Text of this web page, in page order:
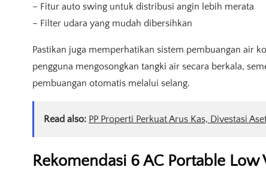
– Fitur auto swing untuk distribusi angin lebih merata
– Filter udara yang mudah dibersihkan
Pastikan juga memperhatikan sistem pembuangan air
pengguna mengosongkan tangki air secara berkala,
pembuangan otomatis melalui selang.
Read also: PP Properti Perkuat Arus Kas, Divestasi
Rekomendasi 6 AC Portable